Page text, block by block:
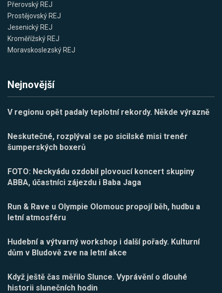
Přerovský REJ
Prostějovský REJ
Jesenický REJ
Kroměřížský REJ
Moravskoslezský REJ
Nejnovější
V regionu opět padaly teplotní rekordy. Někde výrazně
Neskutečné, rozplýval se po sicilské misi trenér
šumperských boxerů
FOTO: Neckyádu ozdobil plovoucí koncert skupiny
ABBA, účastníci zájezdu i Baba Jaga
Run & Rave u Olympie Olomouc propojí běh, hudbu a
letní atmosféru
Hudební a výtvarný workshop i další pořady. Kulturní
dům v Bludově zve na letní akce
Když ještě čas měřilo Slunce. Vyprávění o dlouhé
historii slunečních hodin